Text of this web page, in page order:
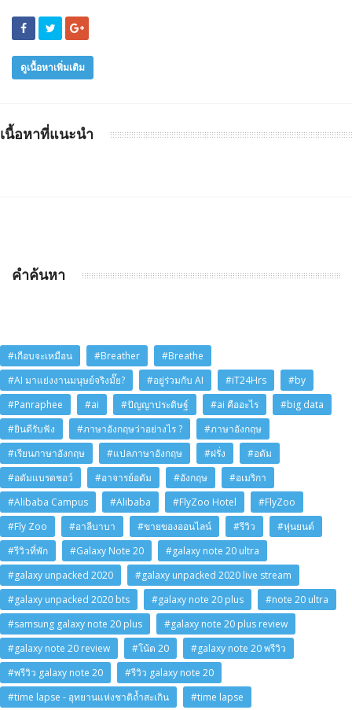
ดูเนื้อหาเพิ่มเติม
เนื้อหาที่แนะนำ
คำค้นหา
#เกือบจะเหมือน #Breather
#Breathe
#AI มาแย่งงานมนุษย์จริงมั๊ย?
#อยู่ร่วมกับ AI #iT24Hrs
#by
#Panraphee
#ai #ปัญญาประดิษฐ์ #ai คืออะไร
#big data
#ยินดีรับฟัง
#ภาษาอังกฤษว่าอย่างไร ?
#ภาษาอังกฤษ
#เรียนภาษาอังกฤษ
#แปลภาษาอังกฤษ #ฝรั่ง
#อดัม
#อดัมแบรดชอว์
#อาจารย์อดัม #อังกฤษ
#อเมริกา
#Alibaba Campus
#Alibaba #FlyZoo Hotel
#FlyZoo
#Fly Zoo
#อาลีบาบา #ขายของออนไลน์ #รีวิว
#หุ่นยนต์
#รีวิวที่พัก
#Galaxy Note 20
#galaxy note 20 ultra
#galaxy unpacked 2020
#galaxy unpacked 2020 live stream
#galaxy unpacked 2020 bts
#galaxy note 20 plus
#note 20 ultra
#samsung galaxy note 20 plus
#galaxy note 20 plus review
#galaxy note 20 review
#โน้ต 20
#galaxy note 20 พรีวิว
#พรีวิว galaxy note 20
#รีวิว galaxy note 20
#time lapse - อุทยานแห่งชาติถ้ำสะเกิน
#time lapse